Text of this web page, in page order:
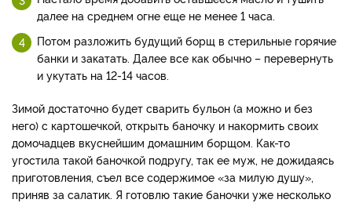
далее на среднем огне еще не менее 1 часа.
Потом разложить будущий борщ в стерильные горячие
банки и закатать. Далее все как обычно – перевернуть
и укутать на 12-14 часов.
Зимой достаточно будет сварить бульон (а можно и без
него) с картошечкой, открыть баночку и накормить своих
домочадцев вкуснейшим домашним борщом. Как-то
угостила такой баночкой подругу, так ее муж, не дожидаясь
приготовления, съел все содержимое «за милую душу»,
приняв за салатик. Я готовлю такие баночки уже несколько